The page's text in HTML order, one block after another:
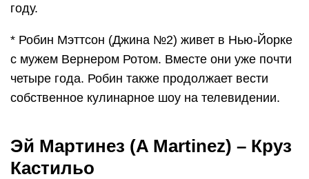
году.
* Робин Мэттсон (Джина №2) живет в Нью-Йорке
с мужем Вернером Ротом. Вместе они уже почти
четыре года. Робин также продолжает вести
собственное кулинарное шоу на телевидении.
Эй Мартинез (A Martinez) – Круз
Кастильо